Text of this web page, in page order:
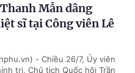
Mẫn dâng
sĩ tại Công viên Lê
- Chiều 26/7, Ủy viên
trị, Chủ tịch Quốc hội Trần